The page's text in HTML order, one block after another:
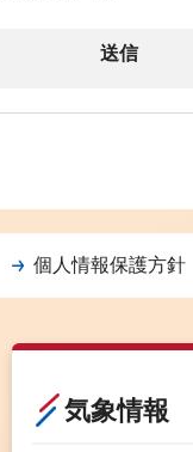
個人情報保護方針
気象情報